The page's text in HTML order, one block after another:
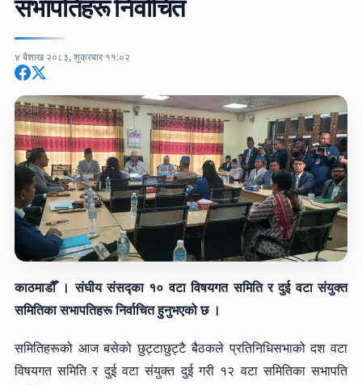
सभापतिहरू निर्वाचित
४ बैशाख २०८३, शुक्रबार ११:०२
काठमाडौँ । संघीय संसद्का १० वटा विषयगत समिति र दुई वटा संयुक्त
समितिका सभापतिहरू निर्वाचित हुनुभएको छ ।
समितिहरूको आज बसेको छुट्टाछुट्टै बैठकले प्रतिनिधिसभाको दश वटा
विषयगत समिति र दुई वटा संयुक्त दुई गरी १२ वटा समितिका सभापति